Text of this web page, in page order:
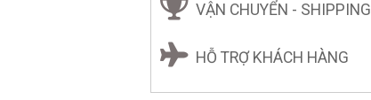
VẬN CHUYỂN - SHIPPING
HỖ TRỢ KHÁCH HÀNG